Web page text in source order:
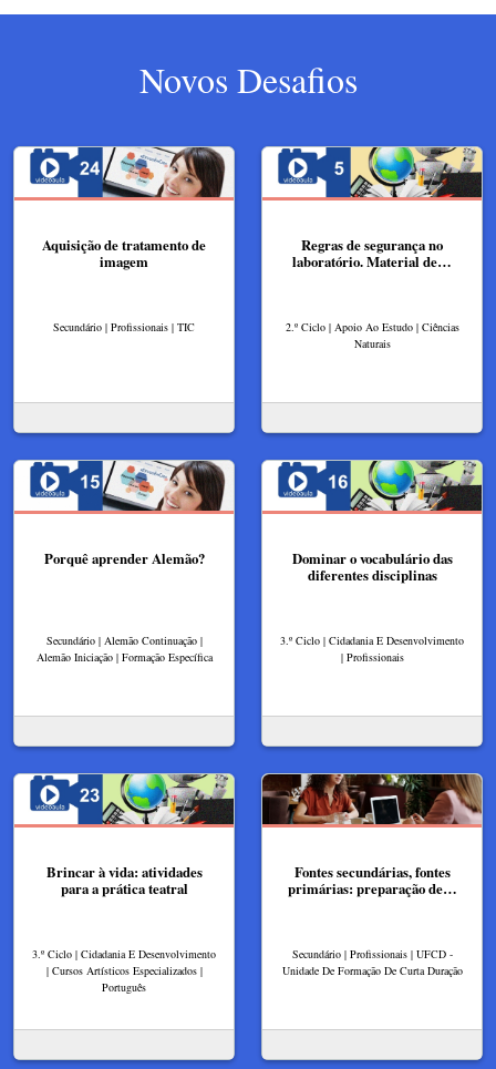
Novos Desafios
Aquisição de tratamento de
imagem
Secundário | Profissionais | TIC
Regras de segurança no
laboratório. Material de…
2.º Ciclo | Apoio Ao Estudo | Ciências
Naturais
Porquê aprender Alemão?
Secundário | Alemão Continuação |
Alemão Iniciação | Formação Específica
Dominar o vocabulário das
diferentes disciplinas
3.º Ciclo | Cidadania E Desenvolvimento
| Profissionais
Brincar à vida: atividades
para a prática teatral
3.º Ciclo | Cidadania E Desenvolvimento
| Cursos Artísticos Especializados |
Português
Fontes secundárias, fontes
primárias: preparação de…
Secundário | Profissionais | UFCD -
Unidade De Formação De Curta Duração